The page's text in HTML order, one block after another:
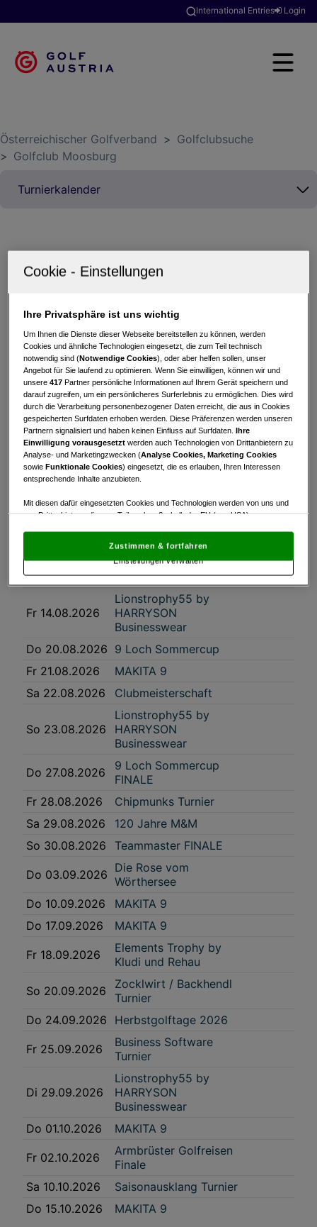
International Entries Login
Österreichischer Golfverband > Golfclubsuche
> Golfclub Moosburg
Alle Aktuelle Turniere
Do 30.07.2026
9 Loch Sommercup
Fr 31.07.2026
Turnierserie IOW 2026
Fr 31.07.2026
3. Nachtgolf Turnier
Sa 01.08.2026
Feldkirchner
Bezirksmeisterschaften
Di 04.08.2026
Kärntner Damencup
2026
Do 06.08.2026 9 Loch Sommercup
Fr 07.08.2026
MAKITA 9
4. Moosburger Kirchtags
Do 13.08.2026
9 Loch Sommercup
Fr 14.08.2026
Lionstrophy55 by
HARRYSON
Businesswear
Do 20.08.2026 9 Loch Sommercup
Fr 21.08.2026
MAKITA 9
Sa 22.08.2026
Clubmeisterschaft
So 23.08.2026
Lionstrophy55 by
HARRYSON
Businesswear
Do 27.08.2026
9 Loch Sommercup
FINALE
Fr 28.08.2026
Chipmunks Turnier
Sa 29.08.2026
120 Jahre M&M
So 30.08.2026
Teammaster FINALE
Do 03.09.2026 Die Rose vom
Wörthersee
Do 10.09.2026
MAKITA 9
Do 17.09.2026
MAKITA 9
Fr 18.09.2026
Elements Trophy by
Kludi und Rehau
So 20.09.2026
Zocklwirt / Backhendl
Turnier
Do 24.09.2026
Herbstgolftage 2026
Fr 25.09.2026
Business Software
Turnier
Di 29.09.2026
Lionstrophy55 by
HARRYSON
Businesswear
Do 01.10.2026
MAKITA 9
Fr 02.10.2026
Armbrüster Golfreisen
Finale
Sa 10.10.2026
Saisonausklang Turnier
Do 15.10.2026
MAKITA 9
Ihre Privatsphäre ist uns wichtig
Um Ihnen die Dienste dieser Webseite bereitstellen zu können, werden
Cookies und ähnliche Technologien eingesetzt, die zum Teil technisch
notwendig sind (Notwendige Cookies), oder aber helfen sollen, unser
Angebot für Sie laufend zu optimieren. Wenn Sie einwilligen, können wir und
unsere417 Partner persönliche Informationen auf Ihrem Gerät speichern und
darauf zugreifen, um ein persönlicheres Surferlebnis zu ermöglichen. Dies wird
durch die Verarbeitung personenbezogener Daten erreicht, die aus in Cookies
gespeicherten Surfdaten erhoben werden. Diese Präferenzen werden unseren
Partnern signalisiert und haben keinen Einfluss auf Surfdaten.Ihre
Einwilligung vorausgesetzt werden auch Technologien von Drittanbietern zu
Analyse- und Marketingzwecken (Analyse Cookies, Marketing Cookies
sowieFunktionale Cookies) eingesetzt, die es erlauben, Ihren Interessen
entsprechende Inhalte anzubieten.
Mit diesen dafür eingesetzten Cookies und Technologien werden von uns und
von Drittanbietern, die zum Teil auch außerhalb der EU (u.a. USA)
angemessenes Datenschutzniveau bescheinigt.Es besteht insbesondere
das Risiko, dass Ihre Daten dem Zugriff durch US-Behörden zu Kontroll- und
Überwachungszwecken unterliegen und dagegen keine wirksamen
Rechtsbehelfe zur Verfügung stehen.
Mit Klick auf „Zustimmen & fortfahren“ willigen Sie in die Verwendung
von unseren Cookies und auch von Drittanbietern (auch aus USA) ein.
Widerspruch gegen die Verarbeitung auf der Grundlage berechtigter
jeder Seite unten im Footer befinden.
Link zur Datenschutzrichtlinie
Wir und unsere Partner verarbeiten Daten, um
Folgendes bereitzustellen:
Verwendung genauer Standortdaten. Endgeräteeigenschaften zur Identifikation
Endgerät. Personalisierte Werbung und Inhalte, Messung von Werbeleistung
und der Performance von Inhalten, Zielgruppenforschung sowie Entwicklung
Einstellungen verwalten
Zustimmen & fortfahren